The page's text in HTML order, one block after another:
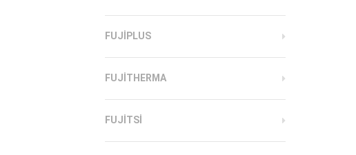
FUJIPLUS
FUJITHERMA
FUJITSI